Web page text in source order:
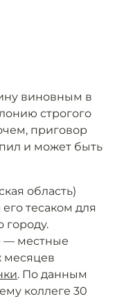
виновным в
строгого
приговор
и может быть
область)
тесаком для
городу.
— местные
месяцев
. По данным
коллеге 30